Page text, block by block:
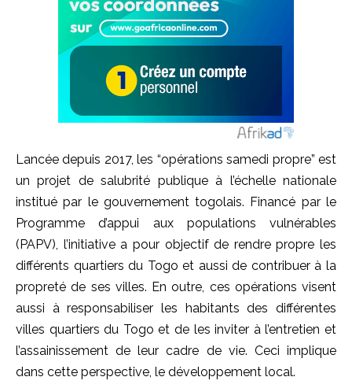
Lancée depuis 2017, les “opérations samedi propre” est
un projet de salubrité publique à l’échelle nationale
institué par le gouvernement togolais. Financé par le
Programme d’appui aux populations vulnérables
(PAPV), l’initiative a pour objectif de rendre propre les
différents quartiers du Togo et aussi de contribuer à la
propreté de ses villes. En outre, ces opérations visent
aussi à responsabiliser les habitants des différentes
villes quartiers du Togo et de les inviter à l’entretien et
l’assainissement de leur cadre de vie. Ceci implique
dans cette perspective, le développement local.